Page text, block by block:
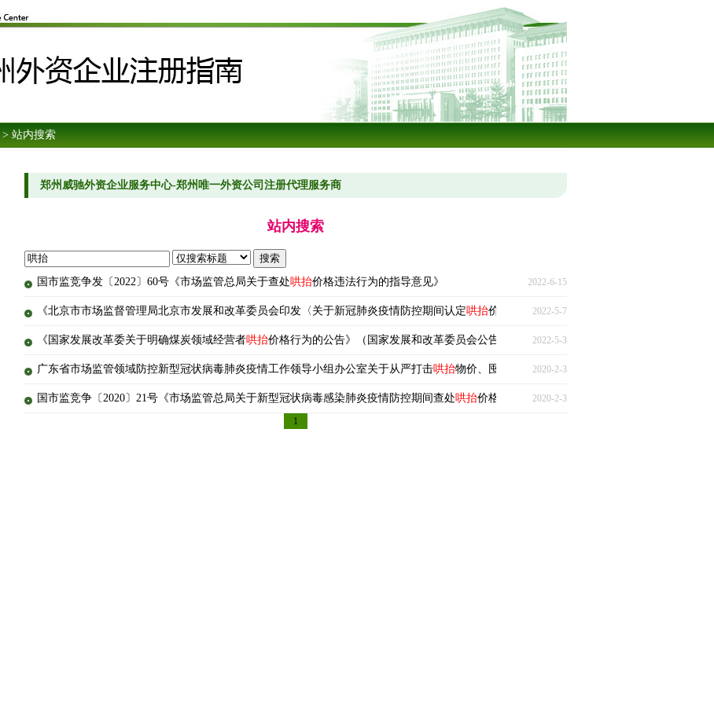
> 站内搜索
郑州威驰外资企业服务中心-郑州唯一外资公司注册代理服务商
站内搜索
国市监竞争发〔2022〕60号《市场监管总局关于查处哄抬价格违法行为的指导意见》 2022-6-15
《北京市市场监督管理局北京市发展和改革委员会印发〈关于新冠肺炎疫情防控期间认定哄抬价格违法行为的指导意见〉的通知》（全文）
2022-5-7
《国家发展改革委关于明确煤炭领域经营者哄抬价格行为的公告》（国家发展和改革委员会公告2022年第4号）
2022-5-3
广东省市场监管领域防控新型冠状病毒肺炎疫情工作领导小组办公室关于从严打击哄抬物价、囤积居奇、强制搭售等违法行为的公告
2020-2-3
国市监竞争〔2020〕21号《市场监管总局关于新型冠状病毒感染肺炎疫情防控期间查处哄抬价格违法行为的指导意见》【全文废止】
2020-2-3
1